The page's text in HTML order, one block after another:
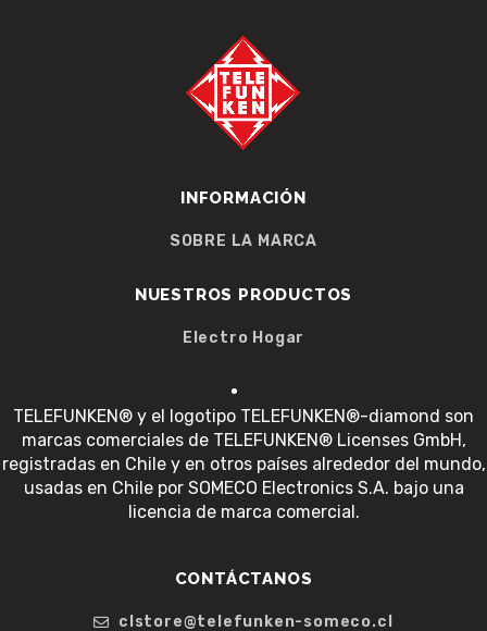
INFORMACIÓN
SOBRE LA MARCA
NUESTROS PRODUCTOS
Electro Hogar
TELEFUNKEN® y el logotipo TELEFUNKEN®-diamond son
marcas comerciales de TELEFUNKEN® Licenses GmbH,
registradas en Chile y en otros países alrededor del mundo,
usadas en Chile por SOMECO Electronics S.A. bajo una
licencia de marca comercial.
CONTÁCTANOS
clstore@telefunken-someco.cl